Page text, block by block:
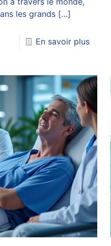
les grands[…]
En savoir plus